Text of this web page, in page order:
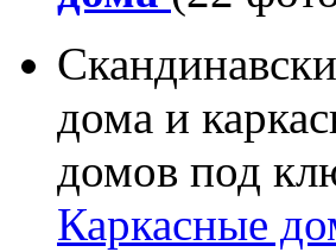
дома и
домов под
Каркасные